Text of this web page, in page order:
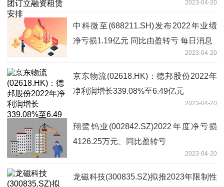
2023-04-20
中科微至(688211.SH)发布2022年业绩
净亏损1.19亿元 同比由盈转亏 每日消息
2023-04-20
京东物流(02618.HK)：德邦股份2022年
净利润增长339.08%至6.49亿元
2023-04-20
翔鹭钨业(002842.SZ)2022年度净亏损
4126.25万元、同比盈转亏
2023-04-20
龙磁科技(300835.SZ)拟推2023年限制性